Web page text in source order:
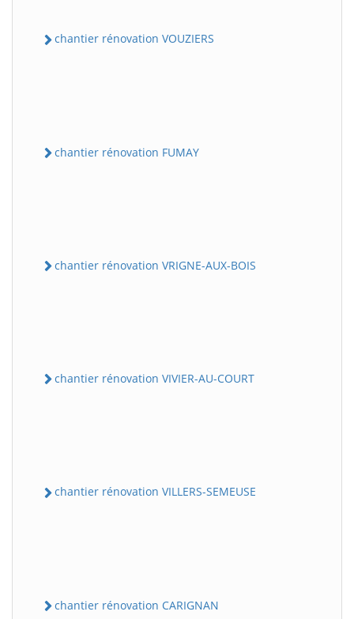
chantier rénovation VOUZIERS
chantier rénovation FUMAY
chantier rénovation VRIGNE-AUX-BOIS
chantier rénovation VIVIER-AU-COURT
chantier rénovation VILLERS-SEMEUSE
chantier rénovation CARIGNAN